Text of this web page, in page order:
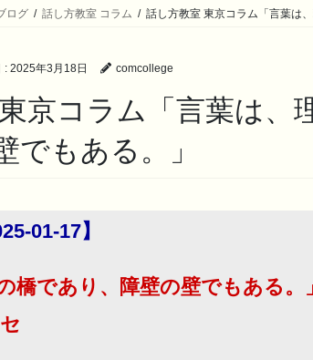
ログ 話し方教室 コラム 話し方教室 東京コラム「言葉は
: 2025年3月18日 comcollege
京コラム「言葉は、
でもある。」
01-17】
橋であり、障壁の壁でもある。